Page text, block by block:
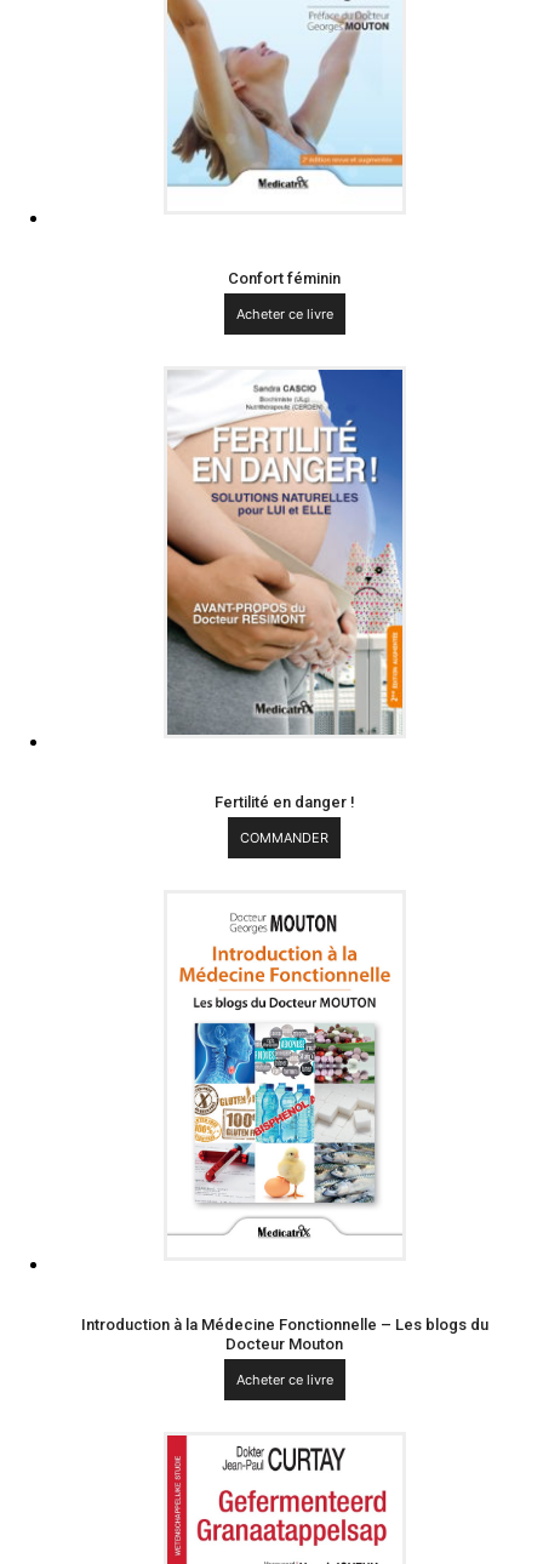
Confort féminin
Acheter ce livre
Fertilité en danger !
COMMANDER
Introduction à la Médecine Fonctionnelle – Les blogs du
Docteur Mouton
Acheter ce livre